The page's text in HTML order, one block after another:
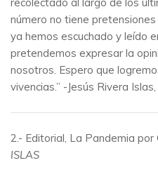
número no tiene
ya hemos escuchado y leído
pretendemos expresar la
nosotros. Espero que
vivencias.” -Jesús Rivera
2.- Editorial, La Pandemia por
ISLAS